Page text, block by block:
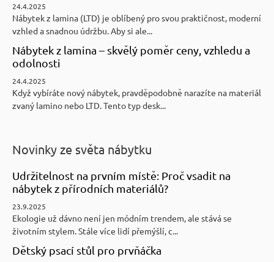
24.4.2025
Nábytek z lamina (LTD) je oblíbený pro svou praktičnost, moderní
vzhled a snadnou údržbu. Aby si ale...
Nábytek z lamina – skvělý poměr ceny, vzhledu a
odolnosti
24.4.2025
Když vybíráte nový nábytek, pravděpodobně narazíte na materiál
zvaný lamino nebo LTD. Tento typ desk...
Novinky ze světa nábytku
Udržitelnost na prvním místě: Proč vsadit na
nábytek z přírodních materiálů?
23.9.2025
Ekologie už dávno není jen módním trendem, ale stává se
životním stylem. Stále více lidí přemýšlí, c...
Dětský psací stůl pro prvňáčka